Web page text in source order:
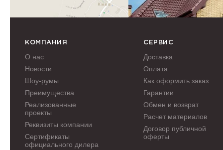
КОМПАНИЯ
О нас
Новости
Шоу-румы
Преимущества
Реализованные
проекты
Реквизиты компании
Сертификаты
официального дилера
СЕРВИС
Доставка
Оплата
Как оформить заказ
Гарантии
Обмен и возврат
Расчет материалов
Договор публичной
оферты